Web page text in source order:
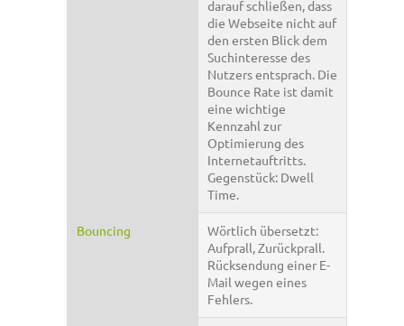
darauf schließen, dass
die Webseite nicht auf
den ersten Blick dem
Suchinteresse des
Nutzers entsprach. Die
Bounce Rate ist damit
eine wichtige
Kennzahl zur
Optimierung des
Internetauftritts.
Gegenstück: Dwell
Time.
Bouncing
Wörtlich übersetzt:
Aufprall, Zurückprall.
Rücksendung einer E-
Mail wegen eines
Fehlers.